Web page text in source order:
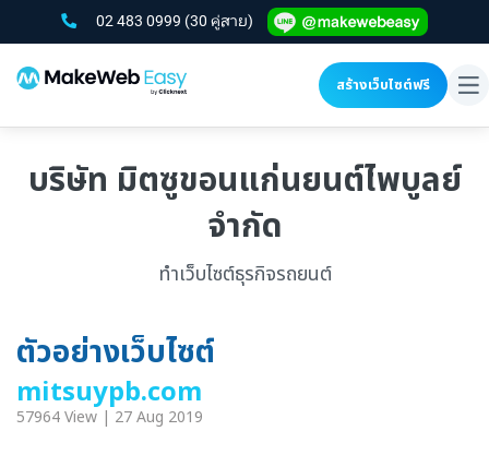
02 483 0999 (30 คู่สาย)
สร้างเว็บไซต์ฟรี
บริษัท มิตซูขอนแก่นยนต์ไพบูลย์
จำกัด
ทำเว็บไซต์ธุรกิจรถยนต์
ตัวอย่างเว็บไซต์
mitsuypb.com
57964 View | 27 Aug 2019